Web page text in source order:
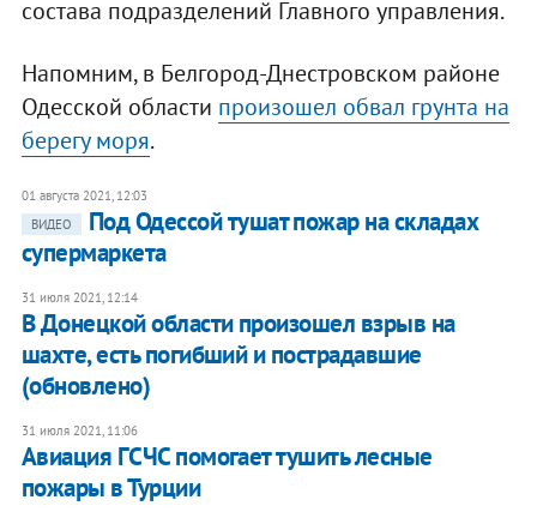
состава подразделений Главного управления.
Напомним, в Белгород-Днестровском районе
Одесской области произошел обвал грунта на
берегу моря.
01 августа 2021, 12:03
ВИДЕО
Под Одессой тушат пожар на складах
супермаркета
31 июля 2021, 12:14
В Донецкой области произошел взрыв на
шахте, есть погибший и пострадавшие
(обновлено)
31 июля 2021, 11:06
Авиация ГСЧС помогает тушить лесные
пожары в Турции